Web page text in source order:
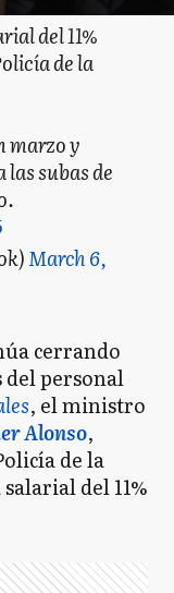
del 11%
de la
marzo y
las subas de
March 6,
cerrando
del personal
, el ministro
Alonso,
de la
del 11%